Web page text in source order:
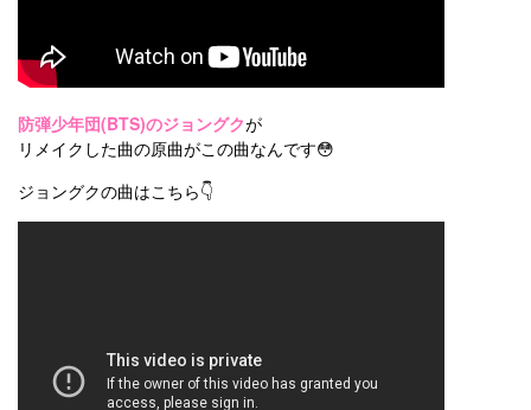
防弾少年団(BTS)のジョングクが
リメイクした曲の原曲がこの曲なんです😳
ジョングクの曲はこちら👇